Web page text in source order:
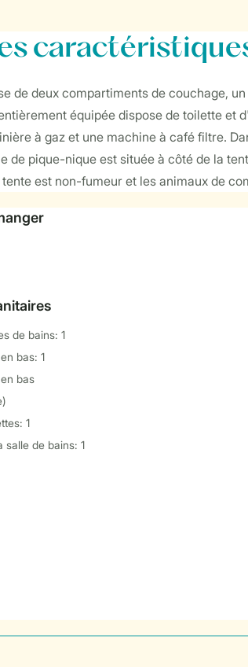
deux compartiments de couchage,
équipée dispose de toilette et
à gaz et une machine à café filtre.
pique-nique est située à côté de la
est non-fumeur et les animaux de
de bains: 1
bas: 1
bas
1
salle de bains: 1